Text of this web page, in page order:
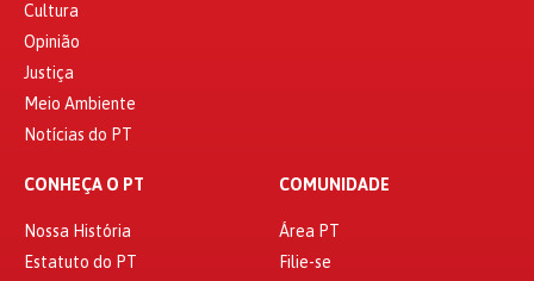
Cultura
Opinião
Justiça
Meio Ambiente
Notícias do PT
CONHEÇA O PT
Nossa História
Estatuto do PT
COMUNIDADE
Área PT
Filie-se